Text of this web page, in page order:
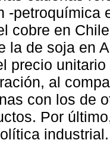
-petroquímica
cobre en
la de soja en
precio
al
con los de
Por
industrial.